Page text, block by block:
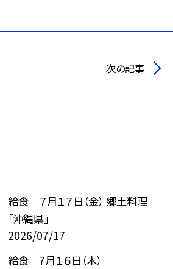
次の記事
給食 ７月１７日（金） 郷土料理
「沖縄県」
2026/07/17
給食 7月１６日（木）